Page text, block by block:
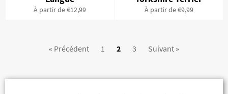
À partir de €12,99 À partir de €9,99
« Précédent 1 2 3 Suivant »